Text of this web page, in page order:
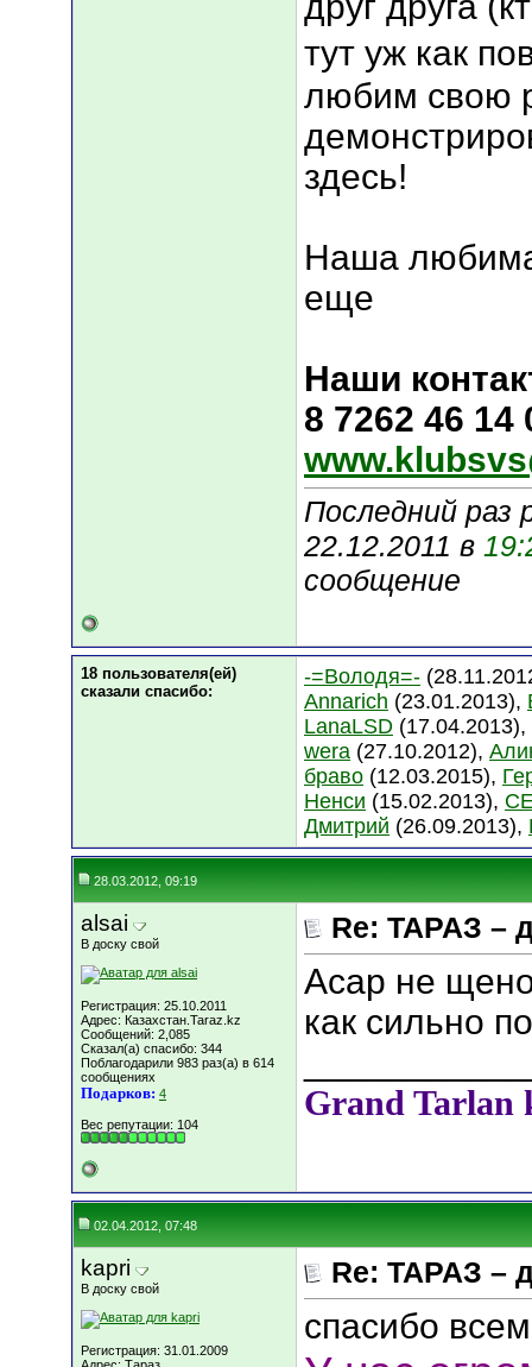
тут уж как
любим свою
здесь!
Наша
еще
Наши
8 7262 46 14
Последний раз
22.12.2011 в
сообщение
18 пользователя(ей)
сказали cпасибо:
-=Володя=-
Annarich (23.01.2013),
LanaLSD (17.04.2013),
wera (27.10.2012),
браво (12.03.2015),
Ненси (15.02.2013),
Дмитрий (26.09.2013),
28.03.2012, 09:19
alsai
В доску свой
Регистрация: 25.10.2011
Адрес: Казахстан.Taraz.kz
Сообщений: 2,085
Сказал(а) спасибо: 344
Поблагодарили 983 раз(а) в 614
сообщениях
Подарков: 4
Вес репутации: 104
Re: ТАРАЗ –
Асар не
как сильно
Grand Tarlan
02.04.2012, 07:48
kapri
В доску свой
Регистрация: 31.01.2009
Re: ТАРАЗ –
спасибо